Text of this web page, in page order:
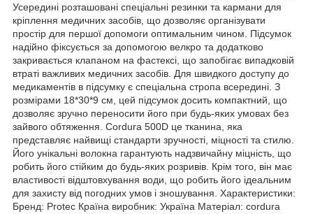
Усередині розташовані спеціальні резинки та кармани для
кріплення медичних засобів, що дозволяє організувати
простір для першої допомоги оптимальним чином. Підсумок
надійно фіксується за допомогою велкро та додатково
закривається клапаном на фастексі, що запобігає випадковій
втраті важливих медичних засобів. Для швидкого доступу до
медикаментів в підсумку є спеціальна стропа всередині. З
розмірами 18*30*9 см, цей підсумок досить компактний, що
дозволяє зручно переносити його при будь-яких умовах без
зайвого обтяження. Cordura 500D це тканина, яка
представляє найвищі стандарти зручності, міцності та стилю.
Його унікальні волокна гарантують надзвичайну міцність, що
робить його стійким до будь-яких розривів. Крім того, він має
властивості відштовхування води, що робить його ідеальним
для захисту від погодних умов і зношування. Характеристики:
Бренд: Protec Країна виробник: Україна Матеріал: cordura